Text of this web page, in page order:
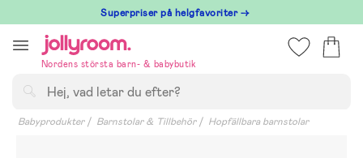
till
innehållet
Superpriser på helgfavoriter →
Nordens största barn- & babybutik
Babyprodukter Barnstolar & Tillbehör Hopfällbara barnstolar